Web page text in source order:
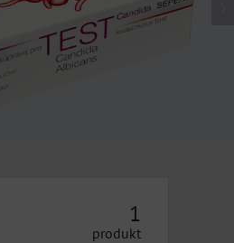
1
produkt